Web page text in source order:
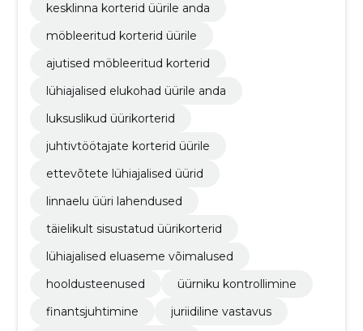
kesklinna korterid üürile anda
möbleeritud korterid üürile
ajutised möbleeritud korterid
lühiajalised elukohad üürile anda
luksuslikud üürikorterid
juhtivtöötajate korterid üürile
ettevõtete lühiajalised üürid
linnaelu üüri lahendused
täielikult sisustatud üürikorterid
lühiajalised eluaseme võimalused
hooldusteenused
üürniku kontrollimine
finantsjuhtimine
juriidiline vastavus